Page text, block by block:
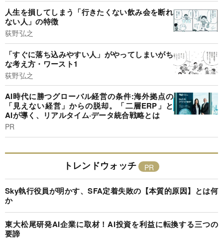
人生を損してしまう「行きたくない飲み会を断れ
ない人」の特徴
荻野弘之
「すぐに落ち込みやすい人」がやってしまいがち
な考え方・ワースト1
荻野弘之
AI時代に勝つグローバル経営の条件:海外拠点の
「見えない経営」からの脱却。「二層ERP」と
AIが導く、リアルタイム·データ統合戦略とは
PR
トレンドウォッチ
Sky執行役員が明かす、SFA定着失敗の【本質的原因】とは何
か
東大松尾研発AI企業に取材！AI投資を利益に転換する三つの
要諦